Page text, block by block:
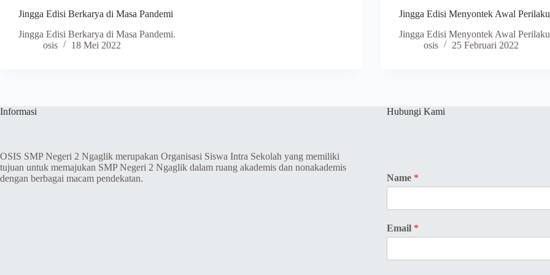
Jingga Edisi Berkarya di Masa Pandemi
Jingga Edisi Berkarya di Masa Pandemi.
osis
18 Mei 2022
Jingga Edisi Menyontek Awal
Jingga Edisi Menyontek Awal
osis
25 Februari 2022
Informasi
OSIS SMP Negeri 2 Ngaglik merupakan Organisasi Siswa Intra Sekolah yang memiliki
tujuan untuk memajukan SMP Negeri 2 Ngaglik dalam ruang akademis dan nonakademis
dengan berbagai macam pendekatan.
Hubungi Kami
Name *
Email *